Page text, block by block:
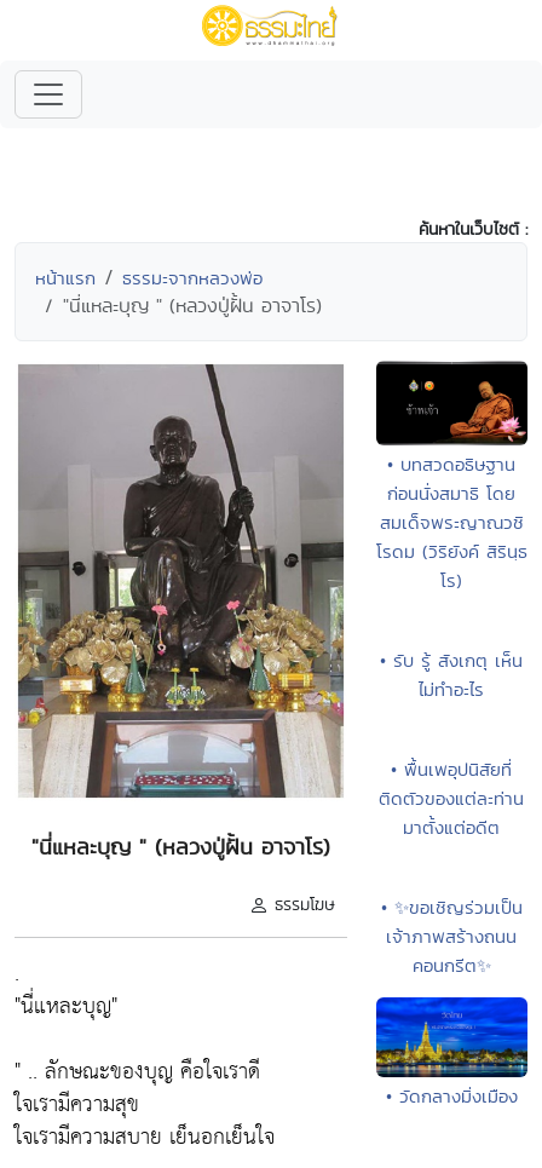
ค้นหาในเว็บไซต์ :
หน้าแรก ธรรมะจากหลวงพ่อ
"นี่แหละบุญ " (หลวงปู่ฝั้น อาจาโร)
"นี่แหละบุญ " (หลวงปู่ฝั้น อาจาโร)
ธรรมโฆษ
.
"นี่แหละบุญ"
" .. ลักษณะของบุญ คือใจเราดี
ใจเรามีความสุข
ใจเรามีความสบาย เย็นอกเย็นใจ
• บทสวดอธิษฐาน
ก่อนนั่งสมาธิ โดย
สมเด็จพระญาณวชิ
โรดม (วิริยังค์ สิรินฺธ
โร)
• รับ รู้ สังเกตุ เห็น
ไม่ทำอะไร
• พื้นเพอุปนิสัยที่
ติดตัวของแต่ละท่าน
มาตั้งแต่อดีต
• ✨ขอเชิญร่วมเป็น
เจ้าภาพสร้างถนน
คอนกรีต✨
• วัดกลางมิ่งเมือง